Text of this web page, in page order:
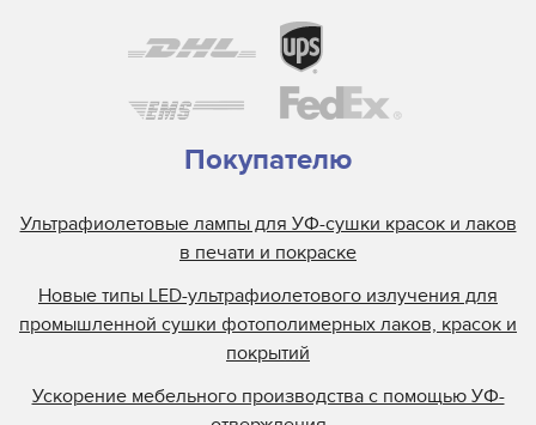
Покупателю
Ультрафиолетовые лампы для УФ-сушки красок и лаков
в печати и покраске
Новые типы LED-ультрафиолетового излучения для
промышленной сушки фотополимерных лаков, красок и
покрытий
Ускорение мебельного производства с помощью УФ-